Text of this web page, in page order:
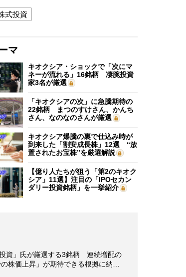
式投資
マ
キオクシア・ショックで「次にマ
ネーが流れる」16銘柄 凄腕投資
家3名が厳選
「キオクシアの次」に急騰期待の
22銘柄 まつのすけさん、かんち
さん、なのなのさんが厳選
キオクシア爆騰の裏で仕込み時が
到来した「割安成長株」12選 “放
置されたお宝株”を厳選解説
【億り人たちが狙う「第2のキオク
シア」11選】注目の「IPOセカン
ダリー投資銘柄」を一挙紹介
資」氏が厳選する3銘柄 連続増配の
株価上昇」が期待できる根拠に納…